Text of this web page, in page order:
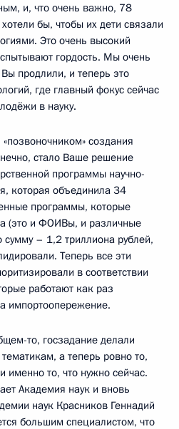
и, что очень важно, 78
бы, чтобы их дети связали
Это очень высокий
гордость. Мы очень
продлили, и теперь это
где главный фокус сейчас
в науку.
создания
стало Ваше решение
программы научно-
которая объединила 34
программы, которые
(это и ФОИВы, и различные
– 1,2 триллиона рублей,
Теперь все эти
в соответствии
работают как раз
импортоопережение.
то, госзадание делали
а теперь ровно то,
именно то, что нужно сейчас.
Академия наук и вновь
наук Красников Геннадий
большим специалистом, что